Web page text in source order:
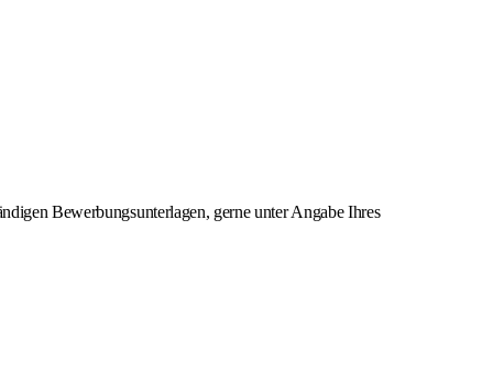
Bewerbungsunterlagen, gerne unter Angabe Ihres